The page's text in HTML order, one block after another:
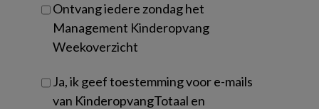
Ontvang iedere zondag het
Management Kinderopvang
Weekoverzicht
Ja, ik geef toestemming voor e-mails
van KinderopvangTotaal en